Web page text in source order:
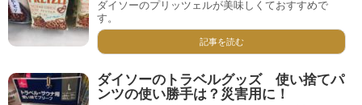
ダイソーのプリッツェルが美味しくておすすめで
す。
記事を読む
ダイソーのトラベルグッズ 使い捨てパ
ンツの使い勝手は？災害用に！